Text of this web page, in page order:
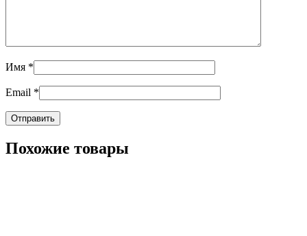
Имя *
Email *
Похожие товары